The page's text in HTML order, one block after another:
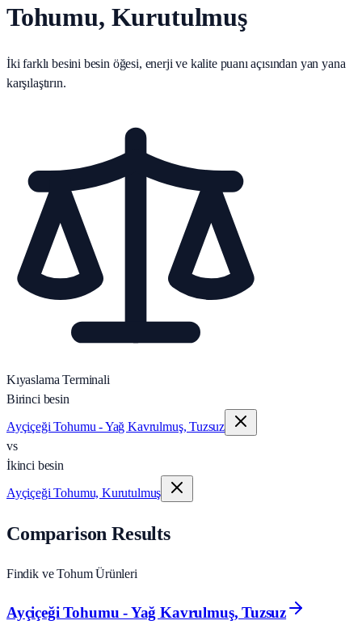
Tohumu, Kurutulmuş
İki farklı besini besin öğesi, enerji ve kalite puanı açısından yan yana
karşılaştırın.
Kıyaslama Terminali
Birinci besin
Ayçiçeği Tohumu - Yağ Kavrulmuş, Tuzsuz
vs
İkinci besin
Ayçiçeği Tohumu, Kurutulmuş
Comparison Results
Findik ve Tohum Ürünleri
Ayçiçeği Tohumu - Yağ Kavrulmuş, Tuzsuz